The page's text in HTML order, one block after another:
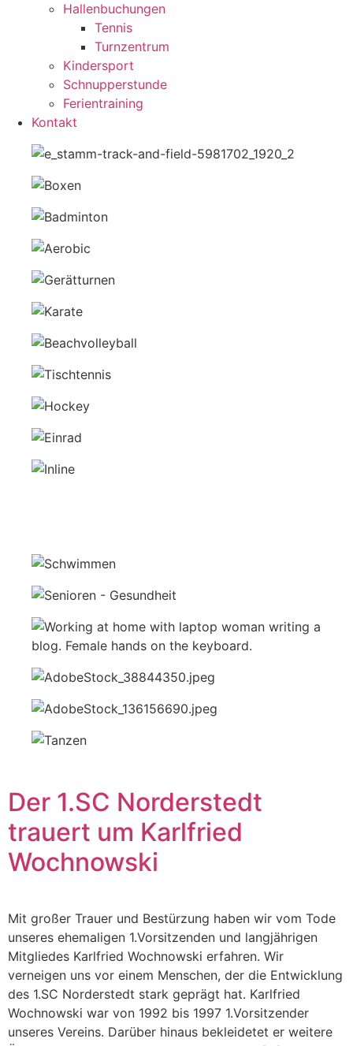
Hallenbuchungen
Tennis
Turnzentrum
Kindersport
Schnupperstunde
Ferientraining
Kontakt
Der 1.SC Norderstedt
trauert um Karlfried
Wochnowski
Mit großer Trauer und Bestürzung haben wir vom Tode
unseres ehemaligen 1.Vorsitzenden und langjährigen
Mitgliedes Karlfried Wochnowski erfahren. Wir
verneigen uns vor einem Menschen, der die Entwicklung
des 1.SC Norderstedt stark geprägt hat. Karlfried
Wochnowski war von 1992 bis 1997 1.Vorsitzender
unseres Vereins. Darüber hinaus bekleidetet er weitere